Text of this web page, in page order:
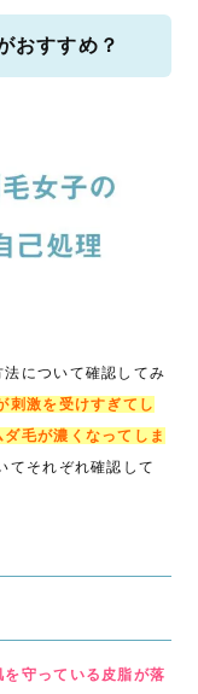
おすすめ？
について確認してみ
刺激を受けすぎてし
毛が濃くなってしま
てそれぞれ確認して
守っている皮脂が落